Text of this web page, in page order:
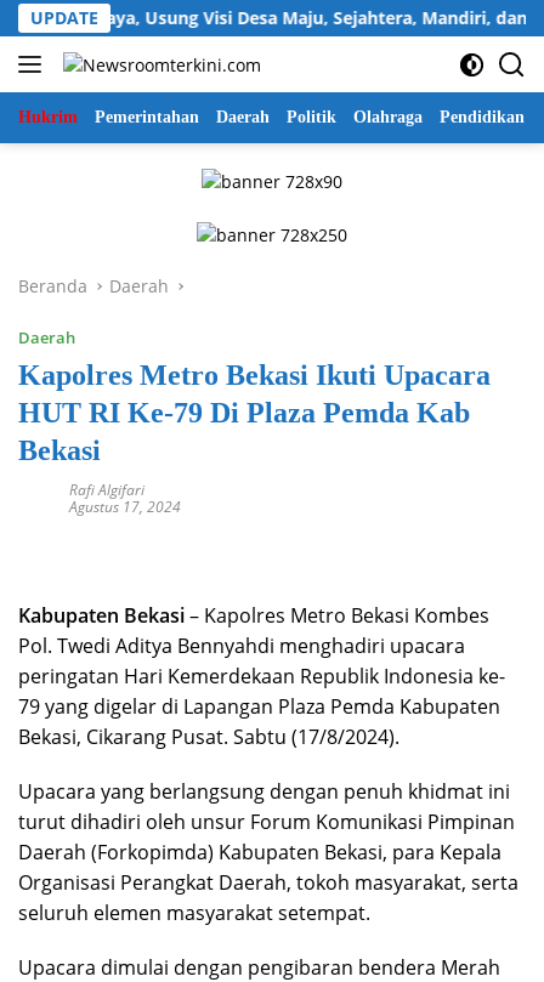
Langsung
ke
konten
UPDATEUsung Visi Desa Maju, Sejahtera, Mandiri, dan
Hukrim Pemerintahan Daerah Politik Olahraga Pendidikan
Beranda Daerah
Daerah
Kapolres Metro Bekasi Ikuti Upacara
HUT RI Ke-79 Di Plaza Pemda Kab
Bekasi
Rafi Algifari
Agustus 17, 2024
Kabupaten Bekasi– Kapolres Metro Bekasi Kombes
Pol. Twedi Aditya Bennyahdi menghadiri upacara
peringatan Hari Kemerdekaan Republik Indonesia ke-
79 yang digelar di Lapangan Plaza Pemda Kabupaten
Bekasi, Cikarang Pusat. Sabtu (17/8/2024).
Upacara yang berlangsung dengan penuh khidmat ini
turut dihadiri oleh unsur Forum Komunikasi Pimpinan
Daerah (Forkopimda) Kabupaten Bekasi, para Kepala
Organisasi Perangkat Daerah, tokoh masyarakat, serta
seluruh elemen masyarakat setempat.
Upacara dimulai dengan pengibaran bendera Merah